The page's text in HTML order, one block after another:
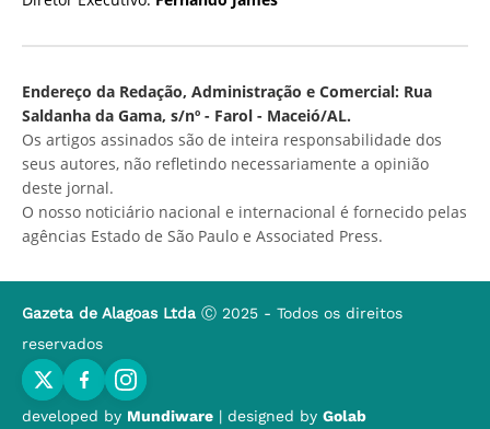
Endereço da Redação, Administração e Comercial: Rua
Saldanha da Gama, s/nº - Farol - Maceió/AL.
Os artigos assinados são de inteira responsabilidade dos
seus autores, não refletindo necessariamente a opinião
deste jornal.
O nosso noticiário nacional e internacional é fornecido pelas
agências Estado de São Paulo e Associated Press.
Gazeta de Alagoas Ltda Ⓒ 2025 - Todos os direitos
reservados
developed by Mundiware | designed by Golab